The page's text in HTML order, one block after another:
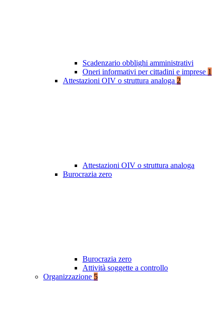
Scadenzario obblighi amministrativi
Oneri informativi per cittadini e imprese 1
Attestazioni OIV o struttura analoga 2
Attestazioni OIV o struttura analoga
Burocrazia zero
Burocrazia zero
Attività soggette a controllo
Organizzazione 5